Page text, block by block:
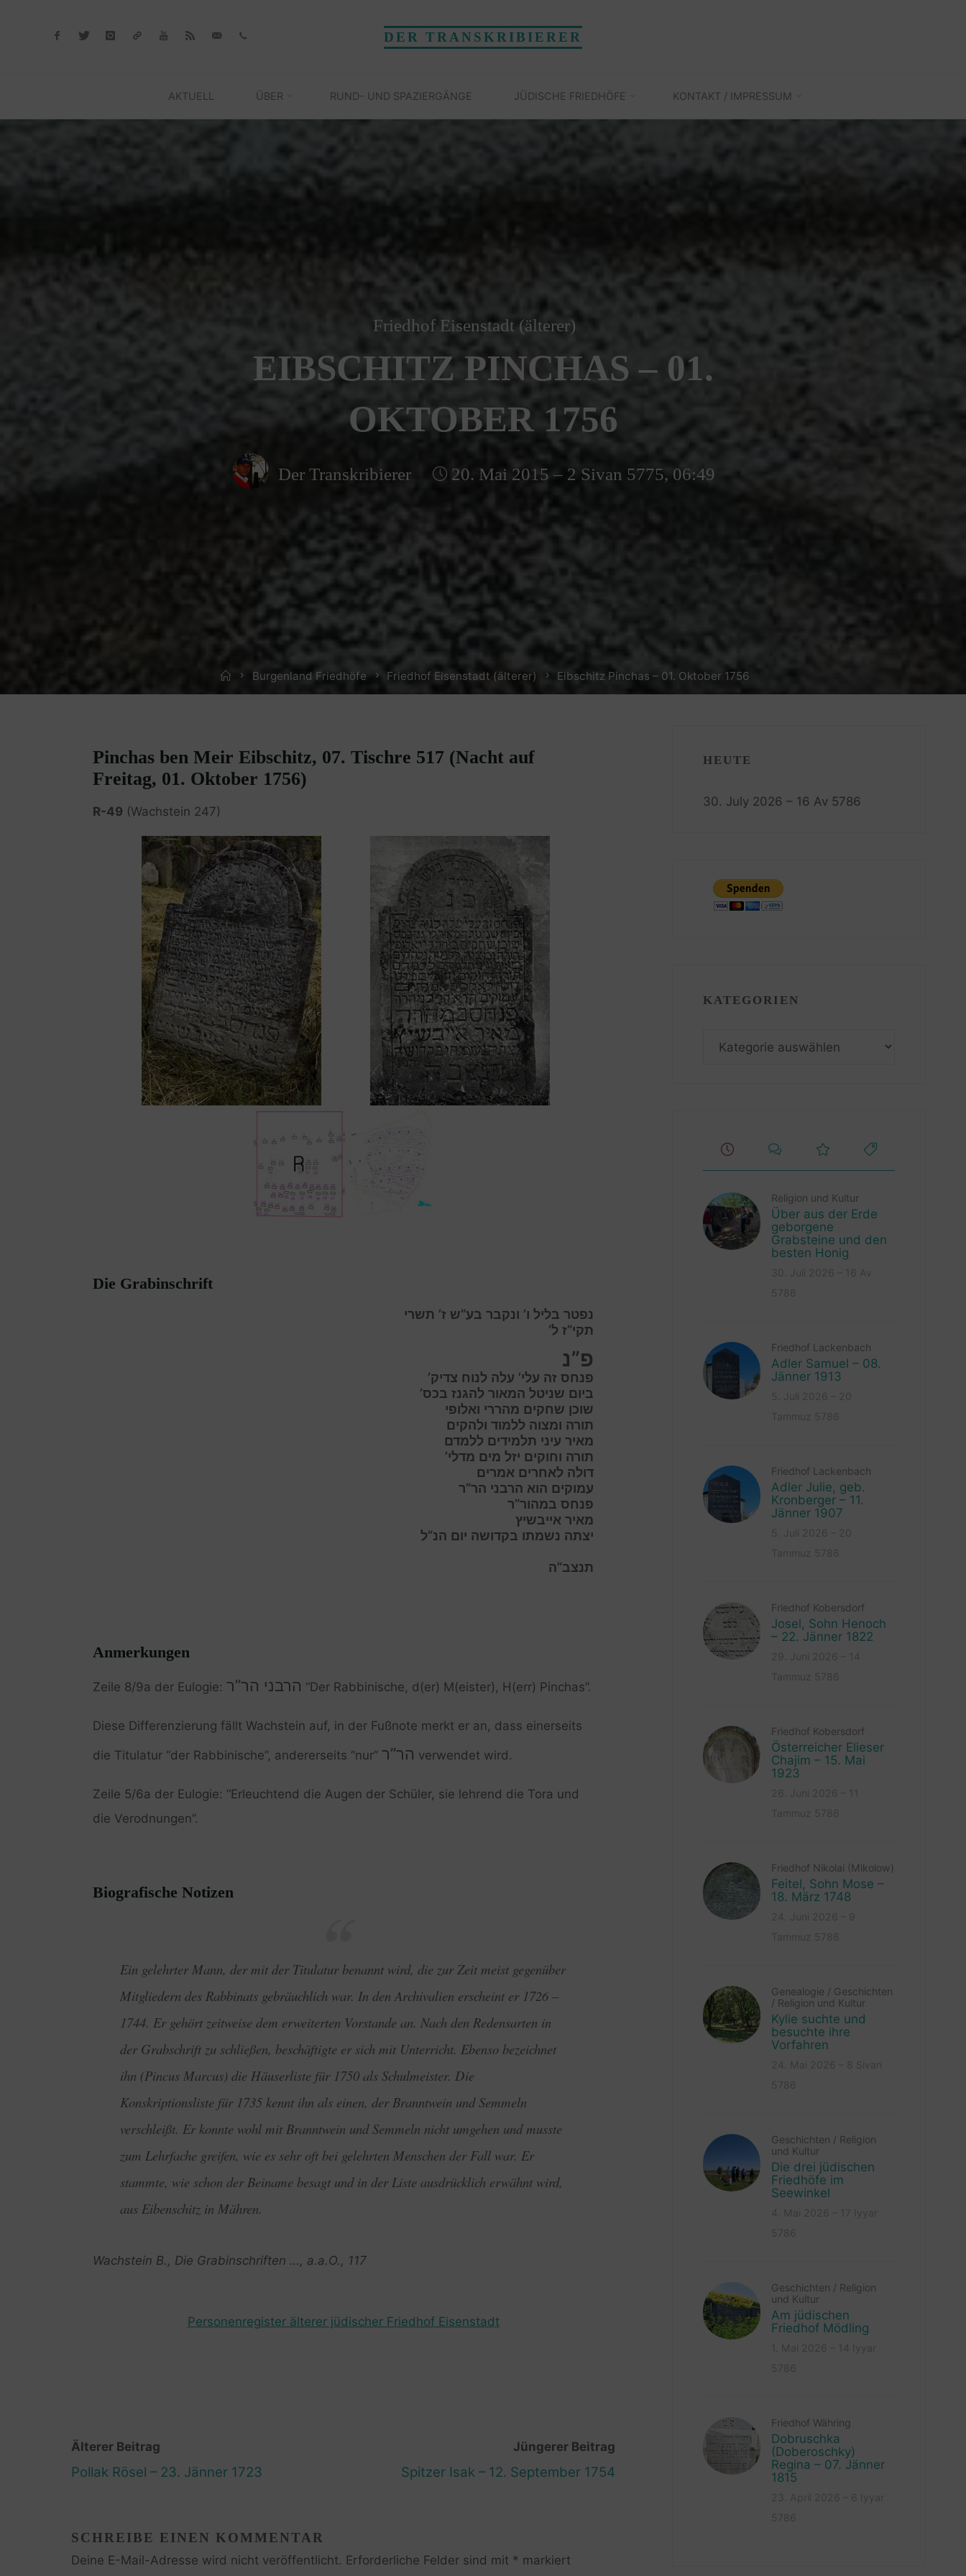
DER TRANSKRIBIERER
AKTUELL ÜBER RUND- UND SPAZIERGÄNGE JÜDISCHE FRIEDHÖFE KONTAKT / IMPRESSUM
Friedhof Eisenstadt (älterer)
EIBSCHITZ PINCHAS – 01.
OKTOBER 1756
Der Transkribierer 20. Mai 2015 – 2 Sivan 5775, 06:49
HomeBurgenland Friedhöfe Friedhof Eisenstadt (älterer) Eibschitz Pinchas – 01. Oktober 1756
Pinchas ben Meir Eibschitz, 07. Tischre 517 (Nacht auf
Freitag, 01. Oktober 1756)
R-49 (Wachstein 247)
Die Grabinschrift
נפטר בליל ו’ ונקבר בע”ש ז’ תשרי
תקי”ז ל’
פ”נ
פנחס זה עלי’ עלה לנוח צדיק’
ביום שניטל המאור להגנז בכס’
שוכן שחקים מהררי ואלופי
תורה ומצוה ללמוד ולהקים
מאיר עיני תלמידים ללמדם
תורה וחוקים יזל מים מדלי’
דולה לאחרים אמרים
עמוקים הוא הרבני הר”ר
פנחס במהור”ר
מאיר אייבשיץ
יצתה נשמתו בקדושה יום הנ”ל
תנצב”ה
Anmerkungen
Zeile 8/9a der Eulogie: הרבני הר”ר “Der Rabbinische, d(er) M(eister), H(err) Pinchas”.
Diese Differenzierung fällt Wachstein auf, in der Fußnote merkt er an, dass einerseits
die Titulatur “der Rabbinische”, andererseits “nur” הר”ר verwendet wird.
Zeile 5/6a der Eulogie: “Erleuchtend die Augen der Schüler, sie lehrend die Tora und
die Verodnungen”.
Biografische Notizen
Ein gelehrter Mann, der mit der Titulatur benannt wird, die zur Zeit meist gegenüber
Mitgliedern des Rabbinats gebräuchlich war. In den Archivalien erscheint er 1726 –
1744. Er gehört zeitweise dem erweiterten Vorstande an. Nach den Redensarten in
der Grabschrift zu schließen, beschäftigte er sich mit Unterricht. Ebenso bezeichnet
ihn (Pincus Marcus) die Häuserliste für 1750 als Schulmeister. Die
Konskriptionsliste für 1735 kennt ihn als einen, der Branntwein und Semmeln
verschleißt. Er konnte wohl mit Branntwein und Semmeln nicht umgehen und musste
zum Lehrfache greifen, wie es sehr oft bei gelehrten Menschen der Fall war. Er
stammte, wie schon der Beiname besagt und in der Liste ausdrücklich erwähnt wird,
aus Eibenschitz in Mähren.
Wachstein B., Die Grabinschriften …, a.a.O., 117
Personenregister älterer jüdischer Friedhof Eisenstadt
Älterer Beitrag
Pollak Rösel – 23. Jänner 1723
Jüngerer Beitrag
Spitzer Isak – 12. September 1754
SCHREIBE EINEN KOMMENTAR
Deine E-Mail-Adresse wird nicht veröffentlicht. Erforderliche Felder sind mit * markiert
HEUTE
30. July 2026 – 16 Av 5786
KATEGORIEN
Religion und Kultur
Über aus der Erde
geborgene
Grabsteine und den
besten Honig
Friedhof Lackenbach
Adler Samuel – 08.
Jänner 1913
Friedhof Lackenbach
Adler Julie, geb.
Kronberger – 11.
Jänner 1907
Friedhof Kobersdorf
Josel, Sohn Henoch
– 22. Jänner 1822
Friedhof Kobersdorf
Österreicher Elieser
Chajim – 15. Mai
1923
Friedhof Nikolai (Mikolow)
Feitel, Sohn Mose –
18. März 1748
Genealogie / Geschichten
/ Religion und Kultur
Kylie suchte und
besuchte ihre
Vorfahren
Geschichten / Religion
und Kultur
Die drei jüdischen
Friedhöfe im
Seewinkel
Geschichten / Religion
und Kultur
Am jüdischen
Friedhof Mödling
Friedhof Währing
Dobruschka
(Doberoschky)
Regina – 07. Jänner
1815